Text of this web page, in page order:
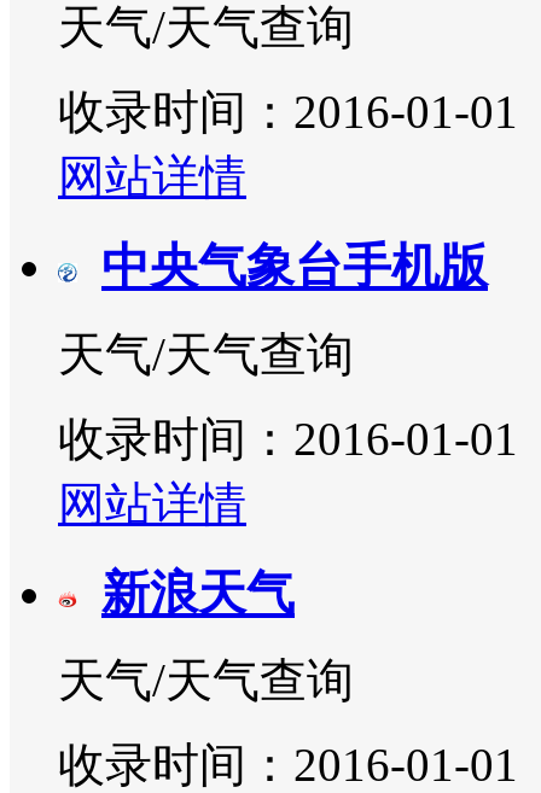
天气/天气查询
收录时间：2016-01-01
网站详情
中央气象台手机版
天气/天气查询
收录时间：2016-01-01
网站详情
新浪天气
天气/天气查询
收录时间：2016-01-01